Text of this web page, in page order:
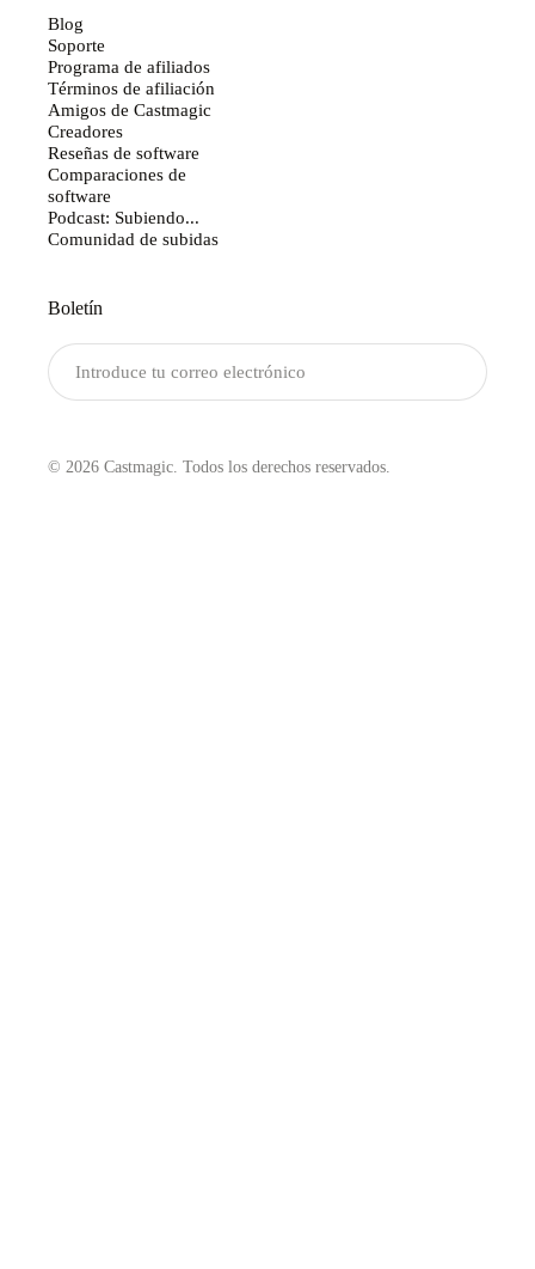
Blog
Soporte
Programa de afiliados
Términos de afiliación
Amigos de Castmagic
Creadores
Reseñas de software
Comparaciones de
software
Podcast: Subiendo...
Comunidad de subidas
Boletín
© 2026 Castmagic. Todos los derechos reservados.